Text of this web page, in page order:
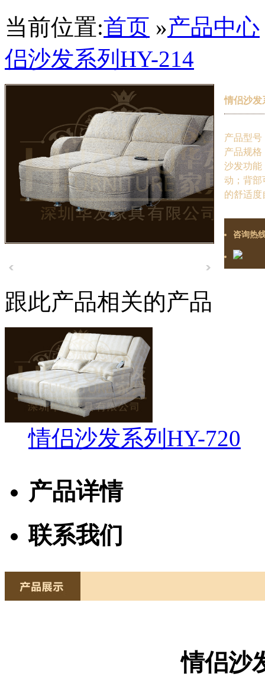
当前位置:首页 »产品中心
侣沙发系列HY-214
情侣沙发
产品型号
产品规格
沙发功能
动；背部
的舒适度
咨询热
跟此产品相关的产品
情侣沙发系列HY-720
产品详情
联系我们
情侣沙